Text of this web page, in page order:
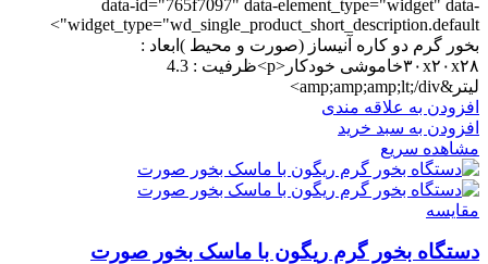
data-id="765f7097" data-element_type="widget" data-
widget_type="wd_single_product_short_description.default">
بخور گرم دو کاره آنیساز (صورت و محیط )ابعاد :
۳۰x۲۰x۲۸خاموشی خودکار<p>ظرفیت : 4.3
لیتر&amp;amp;amp;lt;/div>
افزودن به علاقه مندی
افزودن به سبد خرید
مشاهده سریع
مقایسه
دستگاه بخور گرم ریگون با ماسک بخور صورت